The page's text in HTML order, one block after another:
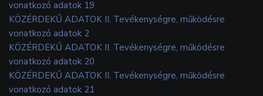
vonatkozó adatok 19
KÖZÉRDEKŰ ADATOK II. Tevékenységre, működésre
vonatkozó adatok 2
KÖZÉRDEKŰ ADATOK II. Tevékenységre, működésre
vonatkozó adatok 20
KÖZÉRDEKŰ ADATOK II. Tevékenységre, működésre
vonatkozó adatok 21